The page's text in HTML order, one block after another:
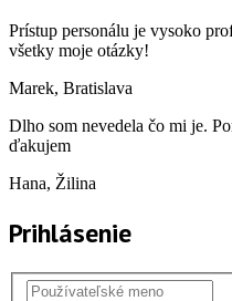
Prístup personálu je vysoko
všetky moje otázky!
Marek, Bratislava
Dlho som nevedela čo mi je.
ďakujem
Hana, Žilina
Prihlásenie